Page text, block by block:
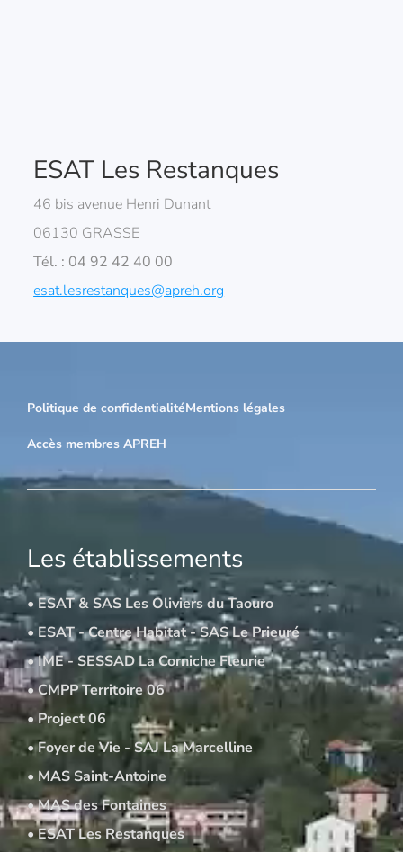
ESAT Les Restanques
46 bis avenue Henri Dunant
06130 GRASSE
Tél. : 04 92 42 40 00
esat.lesrestanques@apreh.org
Politique de confidentialitéMentions légales
Accès membres APREH
Les établissements
• ESAT & SAS Les Oliviers du Taouro
• ESAT - Centre Habitat - SAS Le Prieuré
• IME - SESSAD La Corniche Fleurie
• CMPP Territoire 06
• Project 06
• Foyer de Vie - SAJ La Marcelline
• MAS Saint-Antoine
• MAS des Fontaines
• ESAT Les Restanques